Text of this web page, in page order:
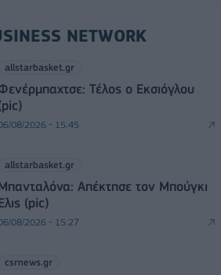
NETWORK
allstarbasket.gr
Τέλος ο Εκσιόγλου
08/2026 - 15:45
allstarbasket.gr
Απέκτησε τον Μπούγκι
(pic)
08/2026 - 15:27
csrnews.gr